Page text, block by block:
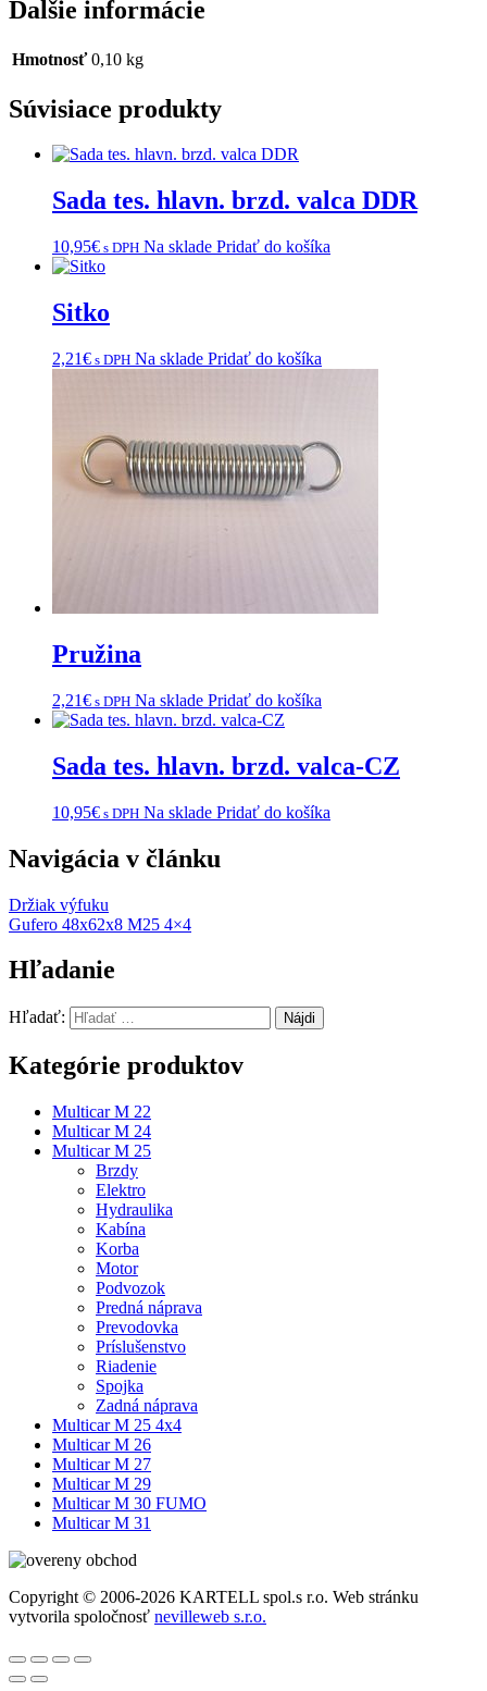
Ďalšie informácie
Hmotnosť 0,10 kg
Súvisiace produkty
Sada tes. hlavn. brzd. valca DDR
10,95€ s DPH Na sklade Pridať do košíka
Sitko
2,21€ s DPH Na sklade Pridať do košíka
Pružina
2,21€ s DPH Na sklade Pridať do košíka
Sada tes. hlavn. brzd. valca-CZ
10,95€ s DPH Na sklade Pridať do košíka
Navigácia v článku
Držiak výfuku
Gufero 48x62x8 M25 4×4
Hľadanie
Hľadať:
Kategórie produktov
Multicar M 22
Multicar M 24
Multicar M 25
Brzdy
Elektro
Hydraulika
Kabína
Korba
Motor
Podvozok
Predná náprava
Prevodovka
Príslušenstvo
Riadenie
Spojka
Zadná náprava
Multicar M 25 4x4
Multicar M 26
Multicar M 27
Multicar M 29
Multicar M 30 FUMO
Multicar M 31
Copyright © 2006-2026 KARTELL spol.s r.o. Web stránku
vytvorila spoločnosť nevilleweb s.r.o.